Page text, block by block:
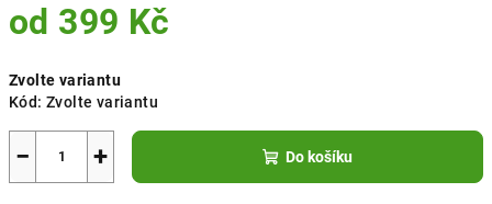
od 399 Kč
cena:
Zvolte variantu
Kód: Zvolte variantu
+
− Do košíku